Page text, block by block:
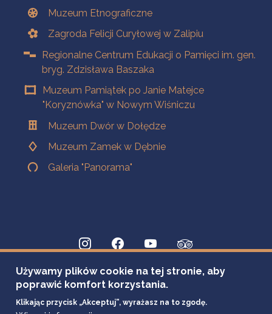
Muzeum Etnograficzne
Zagroda Felicji Curyłowej w Zalipiu
Regionalne Centrum Edukacji o Pamięci im. gen.
bryg. Zdzisława Baszaka
Muzeum Pamiątek po Janie Matejce
"Koryznówka" w Nowym Wiśniczu
Muzeum Dwór w Dołędze
Muzeum Zamek w Dębnie
Galeria "Panorama"
Używamy plików cookie na tej stronie, aby
poprawić komfort korzystania.
Klikając przycisk „Akceptuj”, wyrażasz na to zgodę.